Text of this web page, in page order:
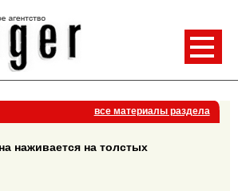
все материалы раздела
наживается на толстых